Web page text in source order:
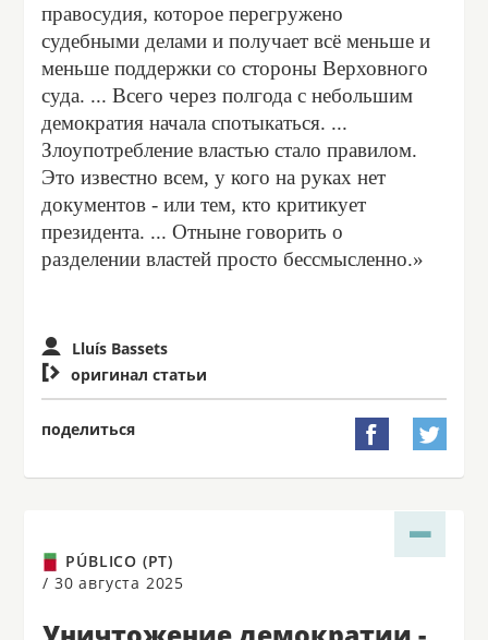
правосудия, которое перегружено
судебными делами и получает всё меньше и
меньше поддержки со стороны Верховного
суда. ... Всего через полгода с небольшим
демократия начала спотыкаться. ...
Злоупотребление властью стало правилом.
Это известно всем, у кого на руках нет
документов - или тем, кто критикует
президента. ... Отныне говорить о
разделении властей просто бессмысленно.»
Lluís Bassets
 оригинал статьи
поделиться  
PÚBLICO (PT)
/ 30 августа 2025